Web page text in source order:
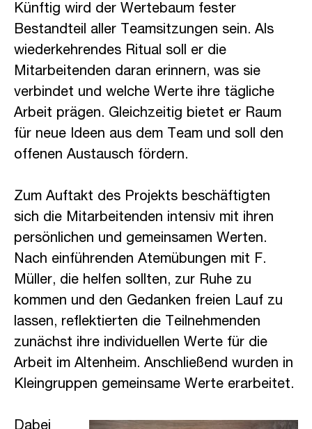
Künftig wird der Wertebaum fester
Bestandteil aller Teamsitzungen sein. Als
wiederkehrendes Ritual soll er die
Mitarbeitenden daran erinnern, was sie
verbindet und welche Werte ihre tägliche
Arbeit prägen. Gleichzeitig bietet er Raum
für neue Ideen aus dem Team und soll den
offenen Austausch fördern.
Zum Auftakt des Projekts beschäftigten
sich die Mitarbeitenden intensiv mit ihren
persönlichen und gemeinsamen Werten.
Nach einführenden Atemübungen mit F.
Müller, die helfen sollten, zur Ruhe zu
kommen und den Gedanken freien Lauf zu
lassen, reflektierten die Teilnehmenden
zunächst ihre individuellen Werte für die
Arbeit im Altenheim. Anschließend wurden in
Kleingruppen gemeinsame Werte erarbeitet.